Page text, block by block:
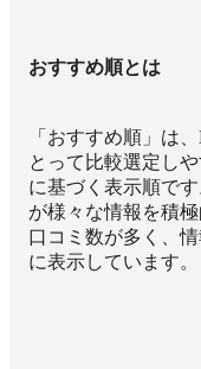
おすすめ順とは
「おすすめ順」は
とって比較選定し
に基づく表示順で
が様々な情報を積
口コミ数が多く、
に表示しています。